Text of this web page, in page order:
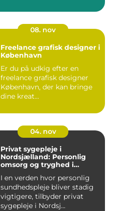
08. nov
Freelance grafisk designer i
København
Er du på udkig efter en
freelance grafisk designer
København, der kan bringe
dine kreat...
04. nov
Privat sygepleje i
Nordsjælland: Personlig
omsorg og tryghed i
I en verden hvor personlig
sundhedspleje bliver stadig
vigtigere, tilbyder privat
sygepleje i Nordsj...